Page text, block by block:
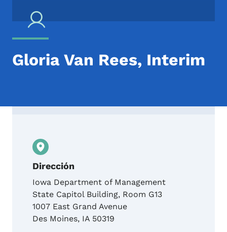
Gloria Van Rees, Interim
Dirección
Iowa Department of Management
State Capitol Building, Room G13
1007 East Grand Avenue
Des Moines, IA 50319